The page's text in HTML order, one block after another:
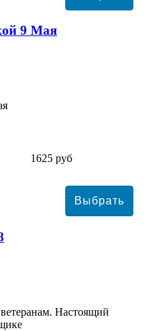
9 Мая
1625 руб
Настоящий